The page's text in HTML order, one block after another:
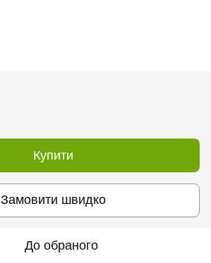
Купити
Замовити швидко
До обраного